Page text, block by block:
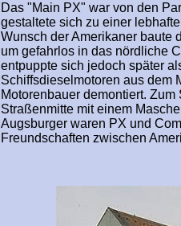
Das "Main PX" war von den
gestaltete sich zu einer
Wunsch der Amerikaner baute
um gefahrlos in das nördliche
entpuppte sich jedoch später
Schiffsdieselmotoren aus dem
Motorenbauer demontiert.
Straßenmitte mit einem
Augsburger waren PX und
Freundschaften zwischen